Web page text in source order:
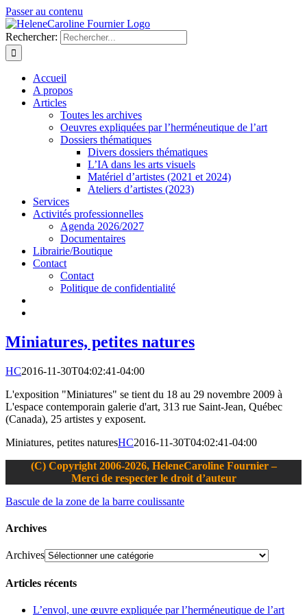
Passer au contenu
Rechercher:
Accueil
A propos
Articles
Toutes les archives
Oeuvres expliquées par l’herméneutique de l’art
Dossiers thématiques
Divers dossiers thématiques
L’IA dans les arts visuels
Matériel d’artistes (2021 et 2024)
Ateliers d’artistes (2023)
Services
Activités professionnelles
Agenda 2026/2027
Documentaires
Librairie/Boutique
Contact
Contact
Politique de confidentialité
Miniatures, petites natures
HC2016-11-30T04:02:41-04:00
L'exposition "Miniatures" se tient du 18 au 29 novembre 2009 à
L'espace contemporain galerie d'art, 313 rue Saint-Jean, Québec
(Canada), 25 artistes y exposent.
Miniatures, petites naturesHC2016-11-30T04:02:41-04:00
(C) Copyright 2006-2026, HeleneCaroline Fournier –
Merci de respecter le droit d’auteur
Bascule de la zone de la barre coulissante
Archives
Archives
Articles récents
L’envol, une œuvre expliquée par l’herméneutique de l’art